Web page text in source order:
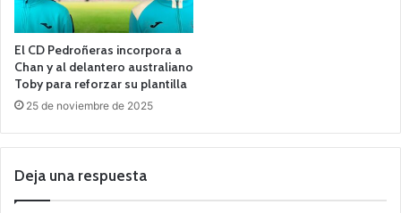
El CD Pedroñeras incorpora a
Chan y al delantero australiano
Toby para reforzar su plantilla
25 de noviembre de 2025
Deja una respuesta